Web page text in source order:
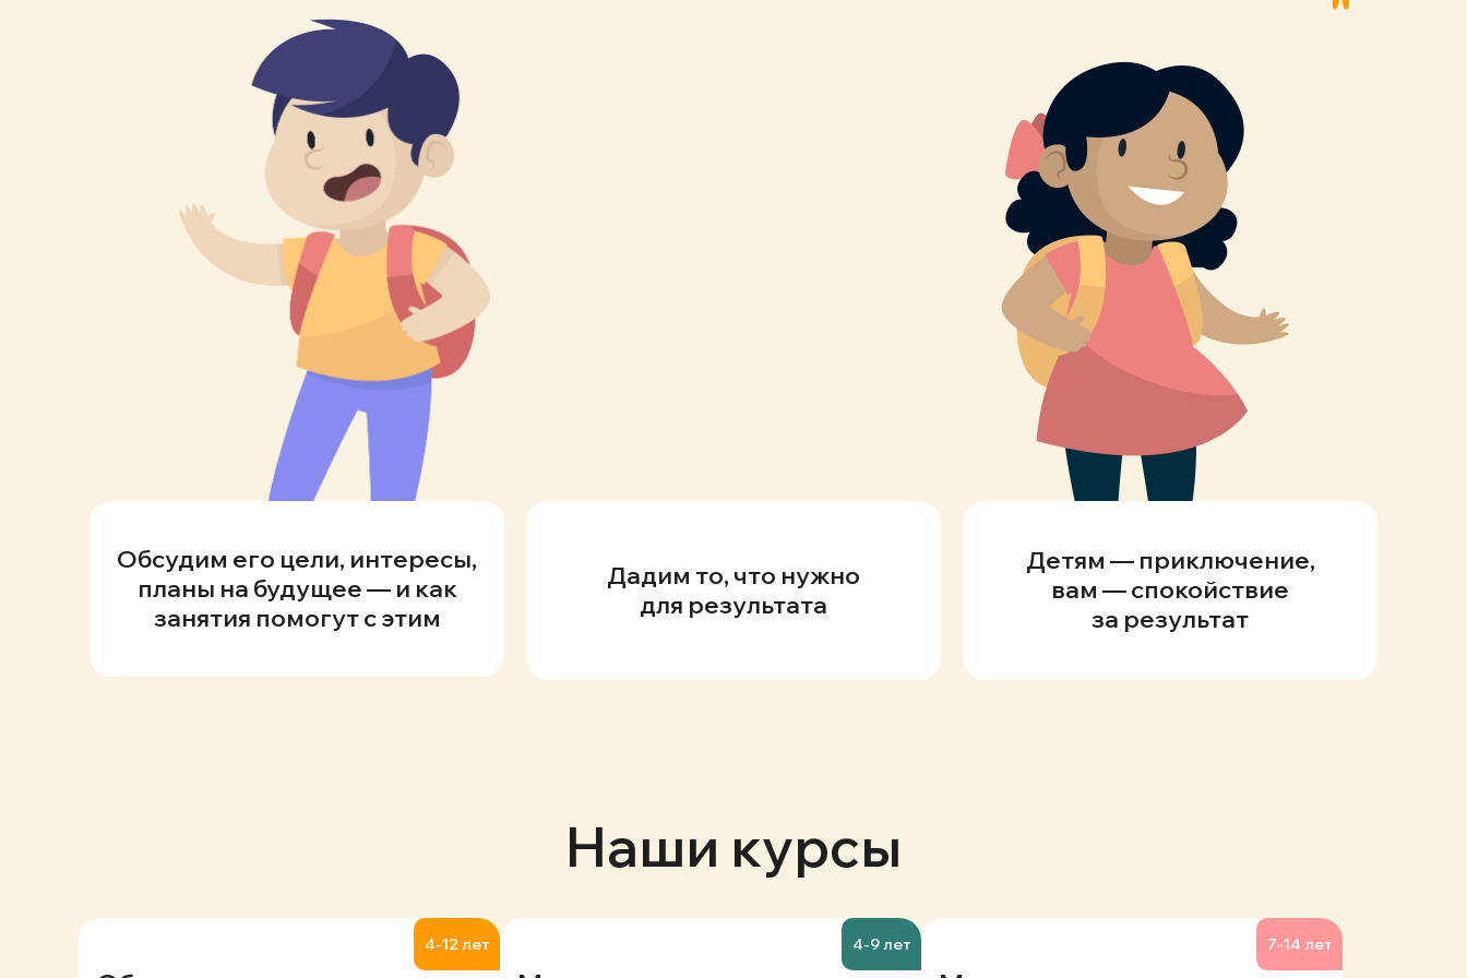
Обсудим его цели, интересы,
планы на будущее — и как
занятия помогут с этим
Дадим то, что нужно
для результата
Детям — приключение,
вам — спокойствие
за результат
Наши курсы
4-12 лет 4-9 лет 7-14 лет